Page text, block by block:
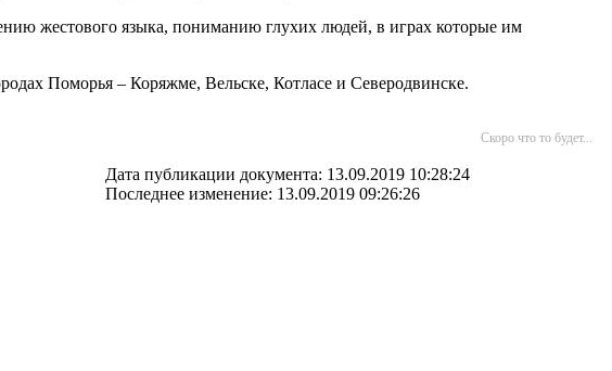
жестового языка, пониманию глухих людей, в играх которые им
Поморья – Коряжме, Вельске, Котласе и Северодвинске.
Скоро что то будет...
Дата публикации документа: 13.09.2019 10:28:24
Последнее изменение: 13.09.2019 09:26:26